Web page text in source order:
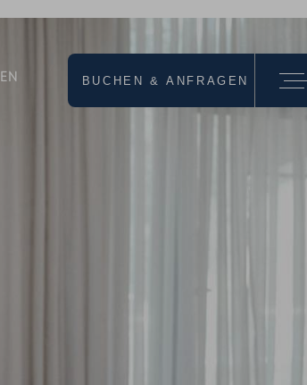
EN
wir empfehlen
BUCHEN & ANFRAGEN